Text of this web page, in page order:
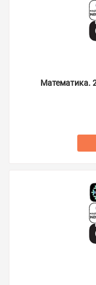
Математика.